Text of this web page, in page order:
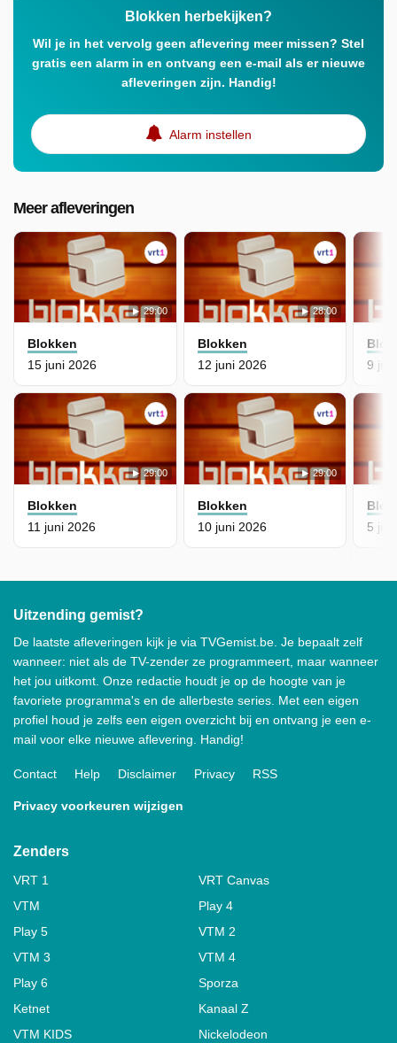
Blokken herbekijken?
Wil je in het vervolg geen aflevering meer missen? Stel
gratis een alarm in en ontvang een e-mail als er nieuwe
afleveringen zijn. Handig!
Alarm instellen
Meer afleveringen
29:00
Blokken
15 juni 2026
28:00
Blokken
12 juni 2026
29:00
Blokken
11 juni 2026
29:00
Blokken
10 juni 2026
9
5
Uitzending gemist?
De laatste afleveringen kijk je via TVGemist.be. Je bepaalt zelf
wanneer: niet als de TV-zender ze programmeert, maar wanneer
het jou uitkomt. Onze redactie houdt je op de hoogte van je
favoriete programma's en de allerbeste series. Met een eigen
profiel houd je zelfs een eigen overzicht bij en ontvang je een e-
mail voor elke nieuwe aflevering. Handig!
Contact Help Disclaimer Privacy RSS
Privacy voorkeuren wijzigen
Zenders
VRT 1
VRT Canvas
VTM
Play 4
Play 5
VTM 2
VTM 3
VTM 4
Play 6
Sporza
Ketnet
Kanaal Z
VTM KIDS
Nickelodeon